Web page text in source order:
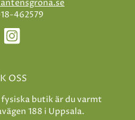
462579
OSS
butik är du varmt
188 i Uppsala.